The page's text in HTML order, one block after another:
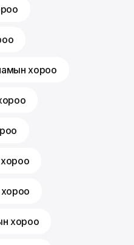
хороо
хороо
хороо